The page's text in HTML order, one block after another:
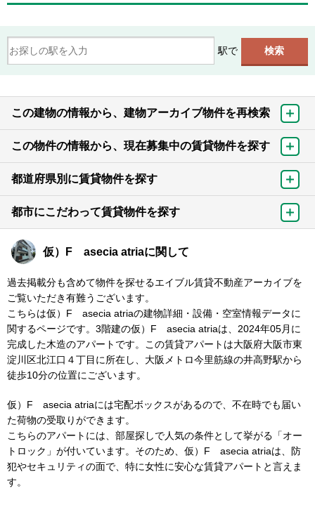
駅で
この建物の情報から、建物アーカイブ物件を再検索
この物件の情報から、現在募集中の賃貸物件を探す
都道府県別に賃貸物件を探す
都市にこだわって賃貸物件を探す
仮）F asecia atriaに関して
過去掲載分も含めて物件を探せるエイブル賃貸不動産アーカイブを
ご覧いただき有難うございます。
こちらは仮）F asecia atriaの建物詳細・設備・空室情報データに
関するページです。3階建の仮）F asecia atriaは、2024年05月に
完成した木造のアパートです。この賃貸アパートは大阪府大阪市東
淀川区北江口４丁目に所在し、大阪メトロ今里筋線の井高野駅から
徒歩10分の位置にございます。
仮）F asecia atriaには宅配ボックスがあるので、不在時でも届い
た荷物の受取りができます。
こちらのアパートには、部屋探しで人気の条件として挙がる「オー
トロック」が付いています。そのため、仮）F asecia atriaは、防
犯やセキュリティの面で、特に女性に安心な賃貸アパートと言えま
す。